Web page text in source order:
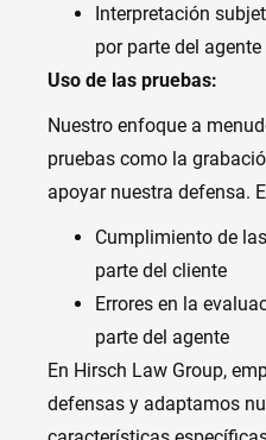
Interpretación
por parte del agente
Uso de las pruebas:
Nuestro enfoque a
pruebas como la
apoyar nuestra defensa.
Cumplimiento de
parte del cliente
Errores en la
parte del agente
En Hirsch Law Group,
defensas y adaptamos